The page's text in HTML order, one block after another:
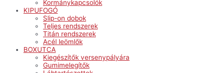
Kormánykapcsolók
KIPUFOGÓ
Slip-on dobok
Teljes rendszerek
Titán rendszerek
Acél leömlők
BOXUTCA
Kiegészítők versenypályára
Gumimelegítők